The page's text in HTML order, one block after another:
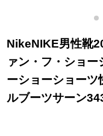
NikeNIKE男性靴
ァン・フ・ショ
ーショーショーツ
ルブーツサーン